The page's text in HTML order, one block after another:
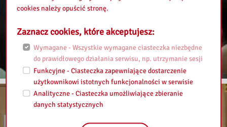
cookies należy opuścić stronę.
Zaznacz cookies, które akceptujesz:
Wymagane - Wszystkie wymagane ciasteczka niezbędne
do prawidłowego działania serwisu, np. utrzymanie sesji
Funkcyjne - Ciasteczka zapewniające dostarczenie
użytkownikowi istotnych funkcjonalności w serwisie
Analityczne - Ciasteczka umożliwiające zbieranie
danych statystycznych